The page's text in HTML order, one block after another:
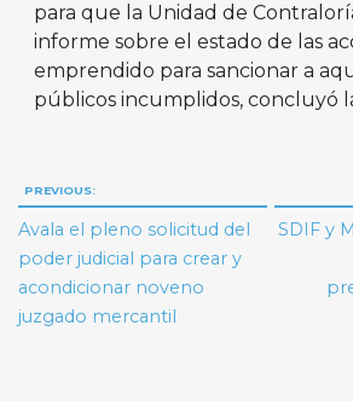
para que la Unidad de
informe sobre el estado de las
emprendido para sancionar a
públicos incumplidos, concluyó
Navegación
de
entradas
PREVIOUS:
Avala el pleno solicitud del
poder judicial para crear y
acondicionar noveno
juzgado mercantil
SDIF y